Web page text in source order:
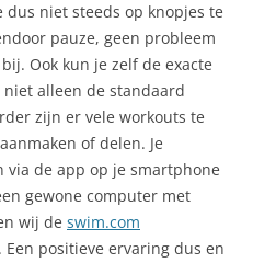
niet steeds op knopjes te
pauze, geen probleem
Ook kun je zelf de exacte
alleen de standaard
zijn er vele workouts te
of delen. Je
via de app op je smartphone
gewone computer met
wij de swim.com
positieve ervaring dus en